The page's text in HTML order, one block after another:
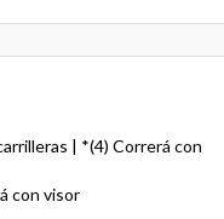
| *(4) Correrá con
con visor